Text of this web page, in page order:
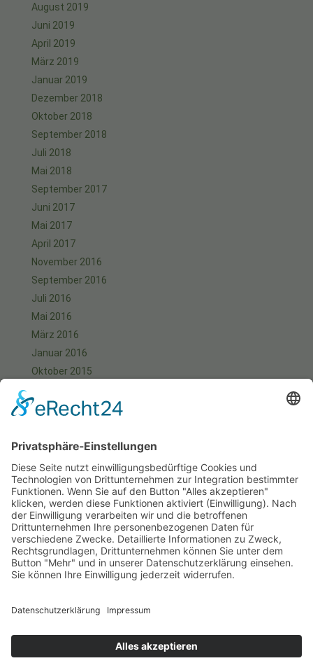
August 2019
Juni 2019
April 2019
März 2019
Januar 2019
Dezember 2018
Oktober 2018
September 2018
Juli 2018
Mai 2018
September 2017
Juni 2017
Mai 2017
April 2017
November 2016
September 2016
Juli 2016
Mai 2016
März 2016
Januar 2016
Oktober 2015
August 2015
Juni 2015
Mai 2015
April 2015
März 2015
Januar 2015
Meta
Anmelden